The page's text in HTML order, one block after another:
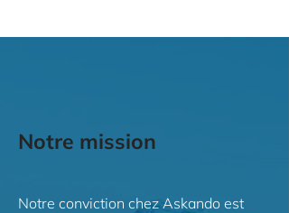
Notre mission
Notre conviction chez Askando est